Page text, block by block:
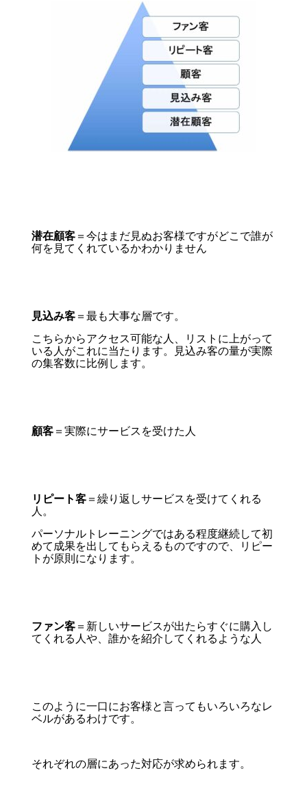
潜在顧客 ＝今はまだ見ぬお客様ですがどこで誰が
何を見てくれているかわかりません
見込み客 ＝最も大事な層です。
こちらからアクセス可能な人、リストに上がって
いる人がこれに当たります。見込み客の量が実際
の集客数に比例します。
顧客 ＝実際にサービスを受けた人
リピート客 ＝繰り返しサービスを受けてくれる
人。
パーソナルトレーニングではある程度継続して初
めて成果を出してもらえるものですので、リピー
トが原則になります。
ファン客 ＝新しいサービスが出たらすぐに購入し
てくれる人や、誰かを紹介してくれるような人
このように一口にお客様と言ってもいろいろなレ
ベルがあるわけです。
それぞれの層にあった対応が求められます。